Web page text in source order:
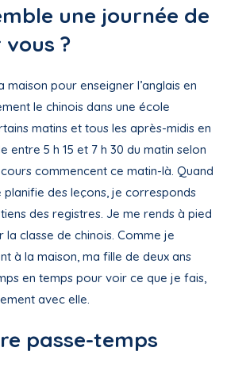
une journée de
?
pour enseigner l’anglais en
le chinois dans une école
matins et tous les après-midis en
entre 5 h 15 et 7 h 30 du matin selon
commencent ce matin-là. Quand
planifie des leçons, je corresponds
des registres. Je me rends à pied
la classe de chinois. Comme je
à la maison, ma fille de deux ans
en temps pour voir ce que je fais,
avec elle.
passe-temps